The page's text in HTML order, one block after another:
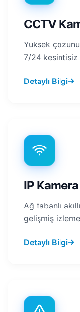
CCTV
Yüksek
7/24 kesintisiz
Detaylı Bilgi
IP
Ağ tabanlı
gelişmiş
Detaylı Bilgi